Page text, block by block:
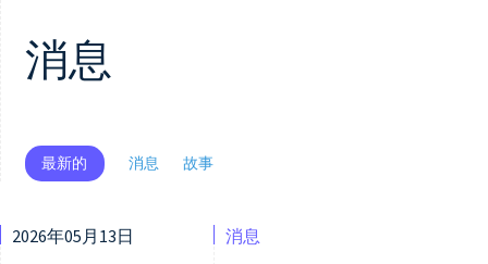
消息
最新的 消息 故事
2026年05月13日
消息